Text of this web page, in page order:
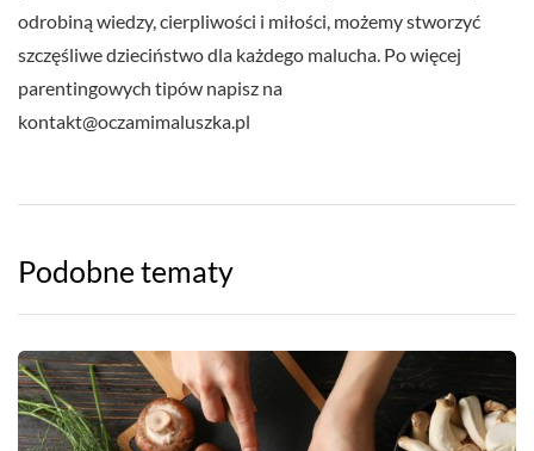
odrobiną wiedzy, cierpliwości i miłości, możemy stworzyć
szczęśliwe dzieciństwo dla każdego malucha. Po więcej
parentingowych tipów napisz na
kontakt@oczamimaluszka.pl
Podobne tematy